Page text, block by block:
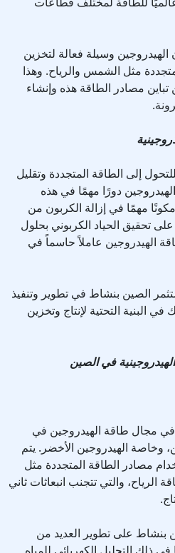
وسيلة فعالة لتخزين
مثل الشمس والرياح. وهذا
مصادر الطاقة هذه وإنشاء
إلى الطاقة المتجددة وتقليل
دورًا مهمًا في هذه
مهمًا في إزالة الكربون من
تحقيق الحياد الكربوني بحلول
طاقة الهيدروجين عاملاً حاسماً في
الصين بنشاط في تطوير وتنفيذ
البنية التحتية لإنتاج وتخزين
في مجال طاقة الهيدروجين في
وخاصة الهيدروجين الأخضر. يتم
مصادر الطاقة المتجددة مثل
والتي تتجنب انبعاثات ثاني
بنشاط على تطوير العديد من